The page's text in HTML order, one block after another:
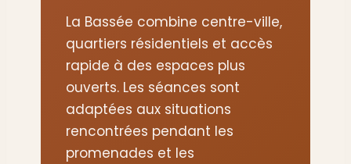
La Bassée combine centre-ville,
quartiers résidentiels et accès
rapide à des espaces plus
ouverts. Les séances sont
adaptées aux situations
rencontrées pendant les
promenades et les